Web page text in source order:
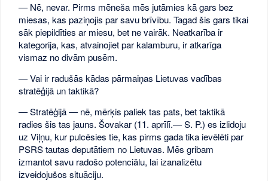
— Nē, nevar. Pirms mēneša mēs jutāmies kā gars bez
miesas, kas paziņojis par savu brīvību. Tagad šis gars tikai
sāk piepildīties ar miesu, bet ne vairāk. Neatkarība ir
kategorija, kas, atvainojiet par kalamburu, ir atkarīga
vismaz no divām pusēm.
— Vai ir radušās kādas pārmaiņas Lietuvas vadības
stratēģijā un taktikā?
— Stratēģijā — nē, mērķis paliek tas pats, bet taktikā
radies šis tas jauns. Šovakar (11. aprīlī.— S. P.) es izlidoju
uz Viļņu, kur pulcēsies tie, kas pirms gada tika ievēlēti par
PSRS tautas deputātiem no Lietuvas. Mēs gribam
izmantot savu radošo potenciālu, lai izanalizētu
izveidojušos situāciju.